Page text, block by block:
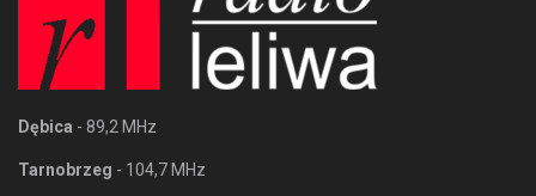
Dębica - 89,2 MHz
Tarnobrzeg - 104,7 MHz